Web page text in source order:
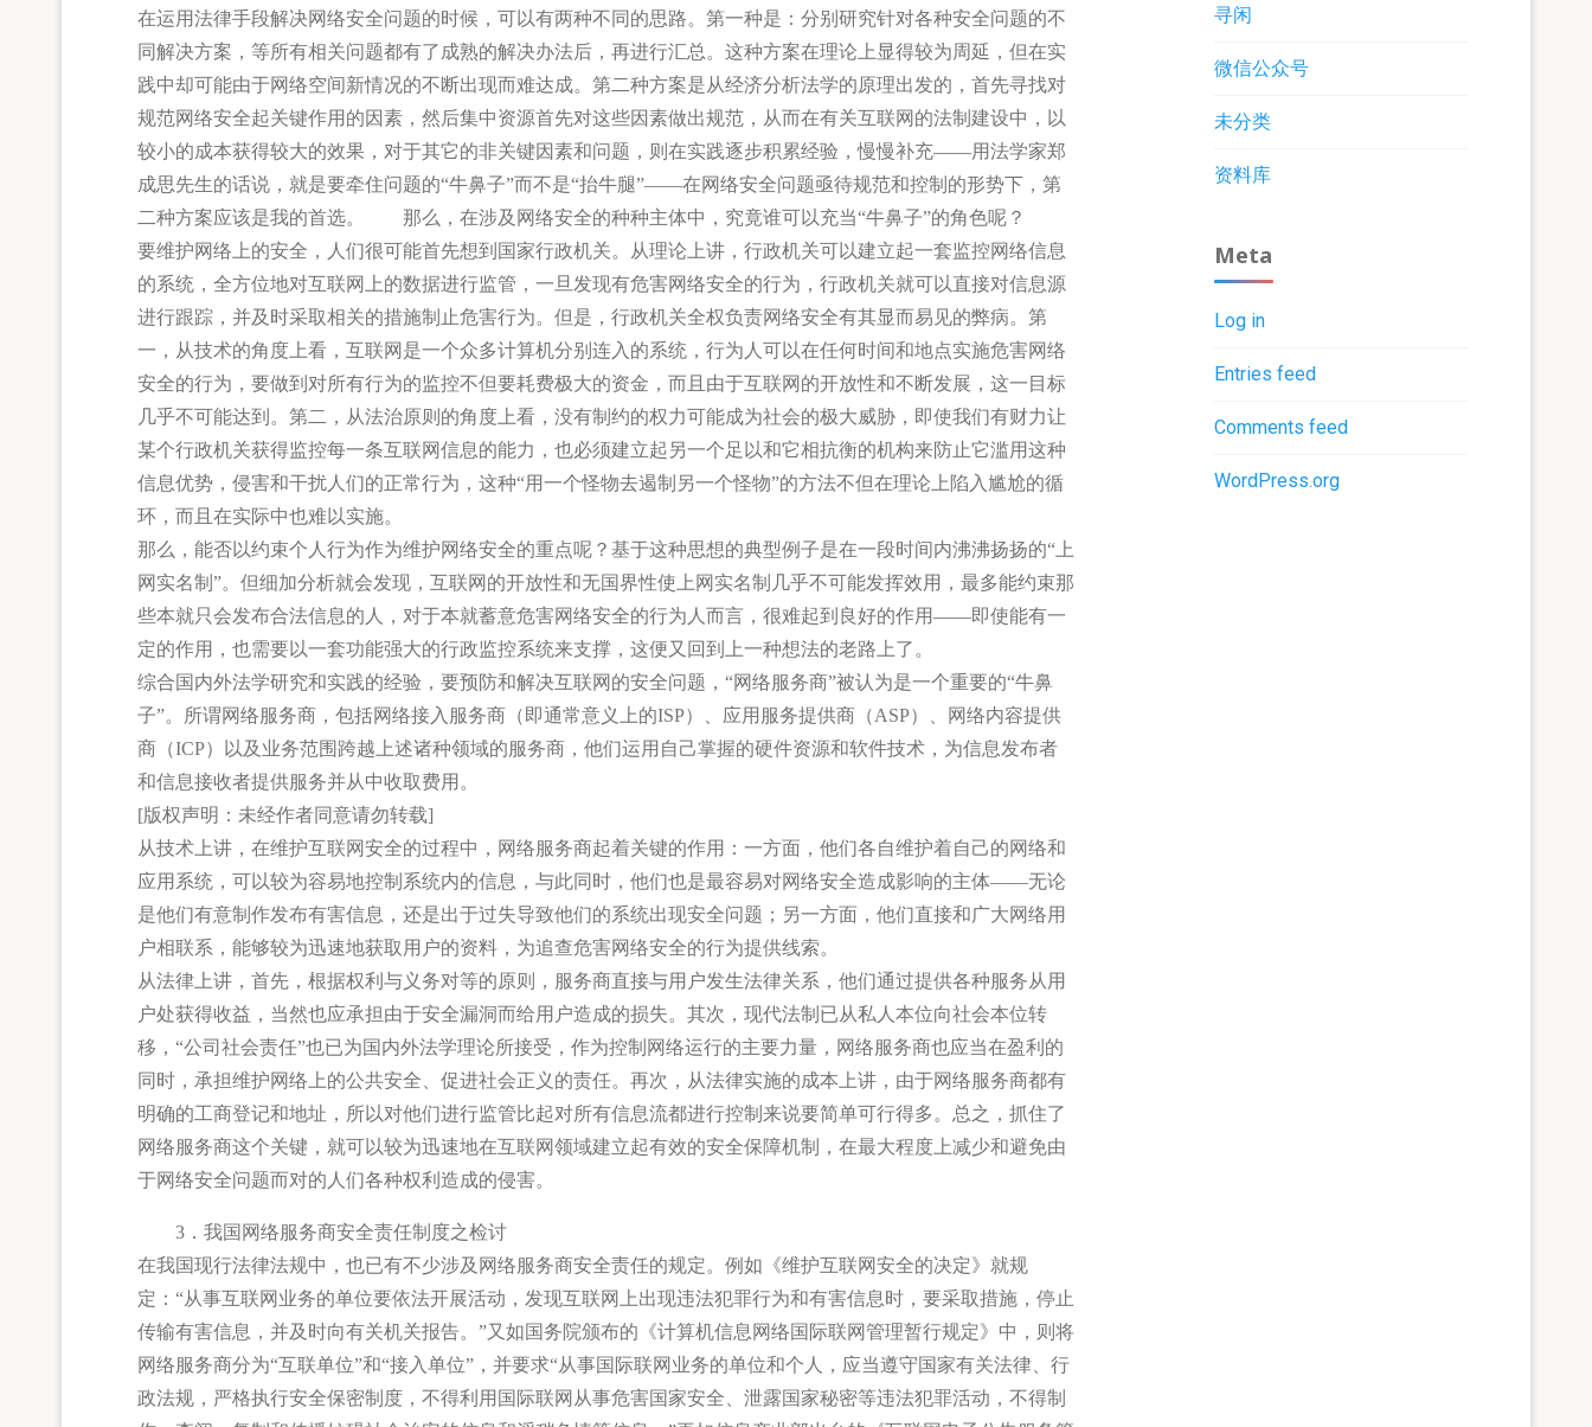
在运用法律手段解决网络安全问题的时候，可以有两种不同的思路。第一种是：分别研究针对各种安全问题的不
同解决方案，等所有相关问题都有了成熟的解决办法后，再进行汇总。这种方案在理论上显得较为周延，但在实
践中却可能由于网络空间新情况的不断出现而难达成。第二种方案是从经济分析法学的原理出发的，首先寻找对
规范网络安全起关键作用的因素，然后集中资源首先对这些因素做出规范，从而在有关互联网的法制建设中，以
较小的成本获得较大的效果，对于其它的非关键因素和问题，则在实践逐步积累经验，慢慢补充——用法学家郑
成思先生的话说，就是要牵住问题的“牛鼻子”而不是“抬牛腿”——在网络安全问题亟待规范和控制的形势下，第
二种方案应该是我的首选。 那么，在涉及网络安全的种种主体中，究竟谁可以充当“牛鼻子”的角色呢？
要维护网络上的安全，人们很可能首先想到国家行政机关。从理论上讲，行政机关可以建立起一套监控网络信息
的系统，全方位地对互联网上的数据进行监管，一旦发现有危害网络安全的行为，行政机关就可以直接对信息源
进行跟踪，并及时采取相关的措施制止危害行为。但是，行政机关全权负责网络安全有其显而易见的弊病。第
一，从技术的角度上看，互联网是一个众多计算机分别连入的系统，行为人可以在任何时间和地点实施危害网络
安全的行为，要做到对所有行为的监控不但要耗费极大的资金，而且由于互联网的开放性和不断发展，这一目标
几乎不可能达到。第二，从法治原则的角度上看，没有制约的权力可能成为社会的极大威胁，即使我们有财力让
某个行政机关获得监控每一条互联网信息的能力，也必须建立起另一个足以和它相抗衡的机构来防止它滥用这种
信息优势，侵害和干扰人们的正常行为，这种“用一个怪物去遏制另一个怪物”的方法不但在理论上陷入尴尬的循
环，而且在实际中也难以实施。
那么，能否以约束个人行为作为维护网络安全的重点呢？基于这种思想的典型例子是在一段时间内沸沸扬扬的“上
网实名制”。但细加分析就会发现，互联网的开放性和无国界性使上网实名制几乎不可能发挥效用，最多能约束那
些本就只会发布合法信息的人，对于本就蓄意危害网络安全的行为人而言，很难起到良好的作用——即使能有一
定的作用，也需要以一套功能强大的行政监控系统来支撑，这便又回到上一种想法的老路上了。
综合国内外法学研究和实践的经验，要预防和解决互联网的安全问题，“网络服务商”被认为是一个重要的“牛鼻
子”。所谓网络服务商，包括网络接入服务商（即通常意义上的ISP）、应用服务提供商（ASP）、网络内容提供
商（ICP）以及业务范围跨越上述诸种领域的服务商，他们运用自己掌握的硬件资源和软件技术，为信息发布者
和信息接收者提供服务并从中收取费用。
[版权声明：未经作者同意请勿转载]
从技术上讲，在维护互联网安全的过程中，网络服务商起着关键的作用：一方面，他们各自维护着自己的网络和
应用系统，可以较为容易地控制系统内的信息，与此同时，他们也是最容易对网络安全造成影响的主体——无论
是他们有意制作发布有害信息，还是出于过失导致他们的系统出现安全问题；另一方面，他们直接和广大网络用
户相联系，能够较为迅速地获取用户的资料，为追查危害网络安全的行为提供线索。
从法律上讲，首先，根据权利与义务对等的原则，服务商直接与用户发生法律关系，他们通过提供各种服务从用
户处获得收益，当然也应承担由于安全漏洞而给用户造成的损失。其次，现代法制已从私人本位向社会本位转
移，“公司社会责任”也已为国内外法学理论所接受，作为控制网络运行的主要力量，网络服务商也应当在盈利的
同时，承担维护网络上的公共安全、促进社会正义的责任。再次，从法律实施的成本上讲，由于网络服务商都有
明确的工商登记和地址，所以对他们进行监管比起对所有信息流都进行控制来说要简单可行得多。总之，抓住了
网络服务商这个关键，就可以较为迅速地在互联网领域建立起有效的安全保障机制，在最大程度上减少和避免由
于网络安全问题而对的人们各种权利造成的侵害。
3．我国网络服务商安全责任制度之检讨
在我国现行法律法规中，也已有不少涉及网络服务商安全责任的规定。例如《维护互联网安全的决定》就规
定：“从事互联网业务的单位要依法开展活动，发现互联网上出现违法犯罪行为和有害信息时，要采取措施，停止
传输有害信息，并及时向有关机关报告。”又如国务院颁布的《计算机信息网络国际联网管理暂行规定》中，则将
网络服务商分为“互联单位”和“接入单位”，并要求“从事国际联网业务的单位和个人，应当遵守国家有关法律、行
政法规，严格执行安全保密制度，不得利用国际联网从事危害国家安全、泄露国家秘密等违法犯罪活动，不得制
寻闲
微信公众号
未分类
资料库
Meta
Log in
Entries feed
Comments feed
WordPress.org